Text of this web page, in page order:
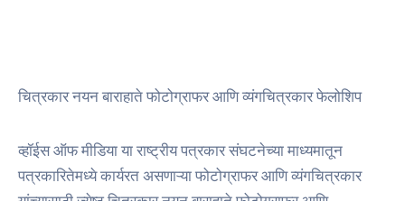
चित्रकार नयन बाराहाते फोटोग्राफर आणि व्यंगचित्रकार फेलोशिप
व्हॉईस ऑफ मीडिया या राष्ट्रीय पत्रकार संघटनेच्या माध्यमातून
पत्रकारितेमध्ये कार्यरत असणाऱ्या फोटोग्राफर आणि व्यंगचित्रकार